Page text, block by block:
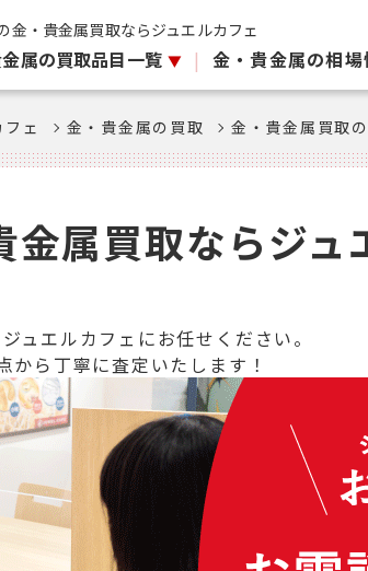
金・貴金属買取ならジュエルカフェ
属の買取品目一覧 | 金・貴金属の相場
ェ 金・貴金属の買取 金・貴金属買取
金属買取ならジュ
ュエルカフェにお任せください。
ら丁寧に査定いたします！